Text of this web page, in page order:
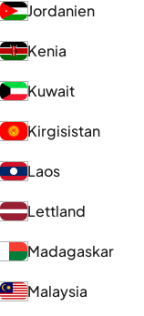
Jordanien
Kenia
Kuwait
Kirgisistan
Laos
Lettland
Madagaskar
Malaysia